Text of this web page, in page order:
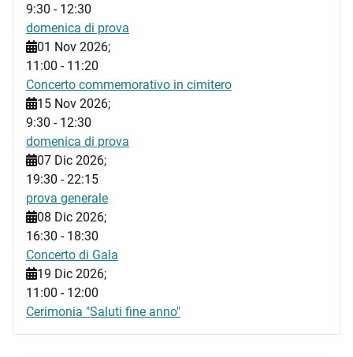
9:30 - 12:30
domenica di prova
01 Nov 2026;
11:00 - 11:20
Concerto commemorativo in cimitero
15 Nov 2026;
9:30 - 12:30
domenica di prova
07 Dic 2026;
19:30 -22:15
prova generale
08 Dic 2026;
16:30 - 18:30
Concerto di Gala
19 Dic 2026;
11:00 - 12:00
Cerimonia "Saluti fine anno"